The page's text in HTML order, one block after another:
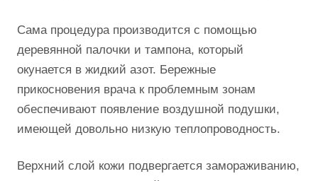
Сама процедура производится с помощью
деревянной палочки и тампона, который
окунается в жидкий азот. Бережные
прикосновения врача к проблемным зонам
обеспечивают появление воздушной подушки,
имеющей довольно низкую теплопроводность.
Верхний слой кожи подвергается замораживанию,